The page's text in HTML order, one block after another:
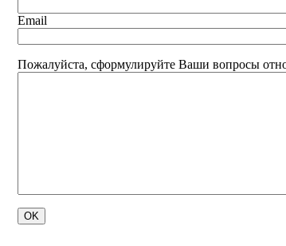
Email
Пожалуйста, сформулируйте Ваши вопросы